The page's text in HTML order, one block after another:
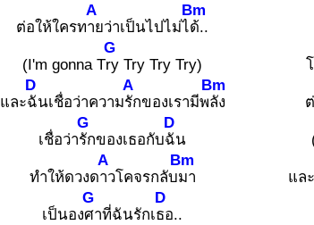
ต่อให้ใครท
A
ายว่าเป็นไปไม่ไ
Bm
ด้..
(I'm gonna T
G
ry Try Try Try)
และ
D
ฉันเชื่อว่าความ
A
รักของเรามีพ
Bm
ลัง
เชื่อว่า
G
รักของเธอกับ
D
ฉัน
ทำให้ดวงด
A
าวโคจรกลับ
Bm
มา
เป็นอง
G
ศาที่ฉันรักเ
D
ธอ..
และ